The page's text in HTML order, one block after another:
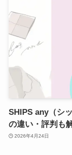
SHIPS any（シ
の違い・評判も
2026年4月24日